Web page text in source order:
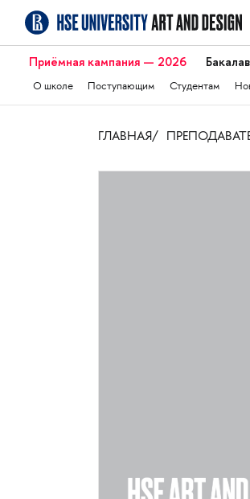
Приёмная кампания — 2026
О школе Поступающим Студентам
ГЛАВНАЯ